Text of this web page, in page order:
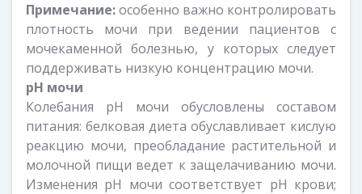
Примечание:особенно важно контролировать
плотность мочи при ведении пациентов с
мочекаменной болезнью, у которых следует
поддерживать низкую концентрацию мочи.
рН мочи
Колебания рН мочи обусловлены составом
питания: белковая диета обуславливает кислую
реакцию мочи, преобладание растительной и
молочной пищи ведет к защелачиванию мочи.
Изменения рН мочи соответствует рН крови;